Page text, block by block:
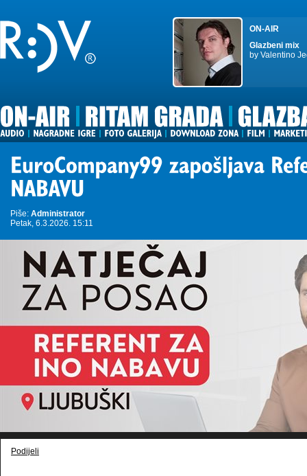
ON-AIR
Glazbeni mix
by Valentino
Piše: Administrator
Petak, 6.3.2026. 15:11
Podijeli